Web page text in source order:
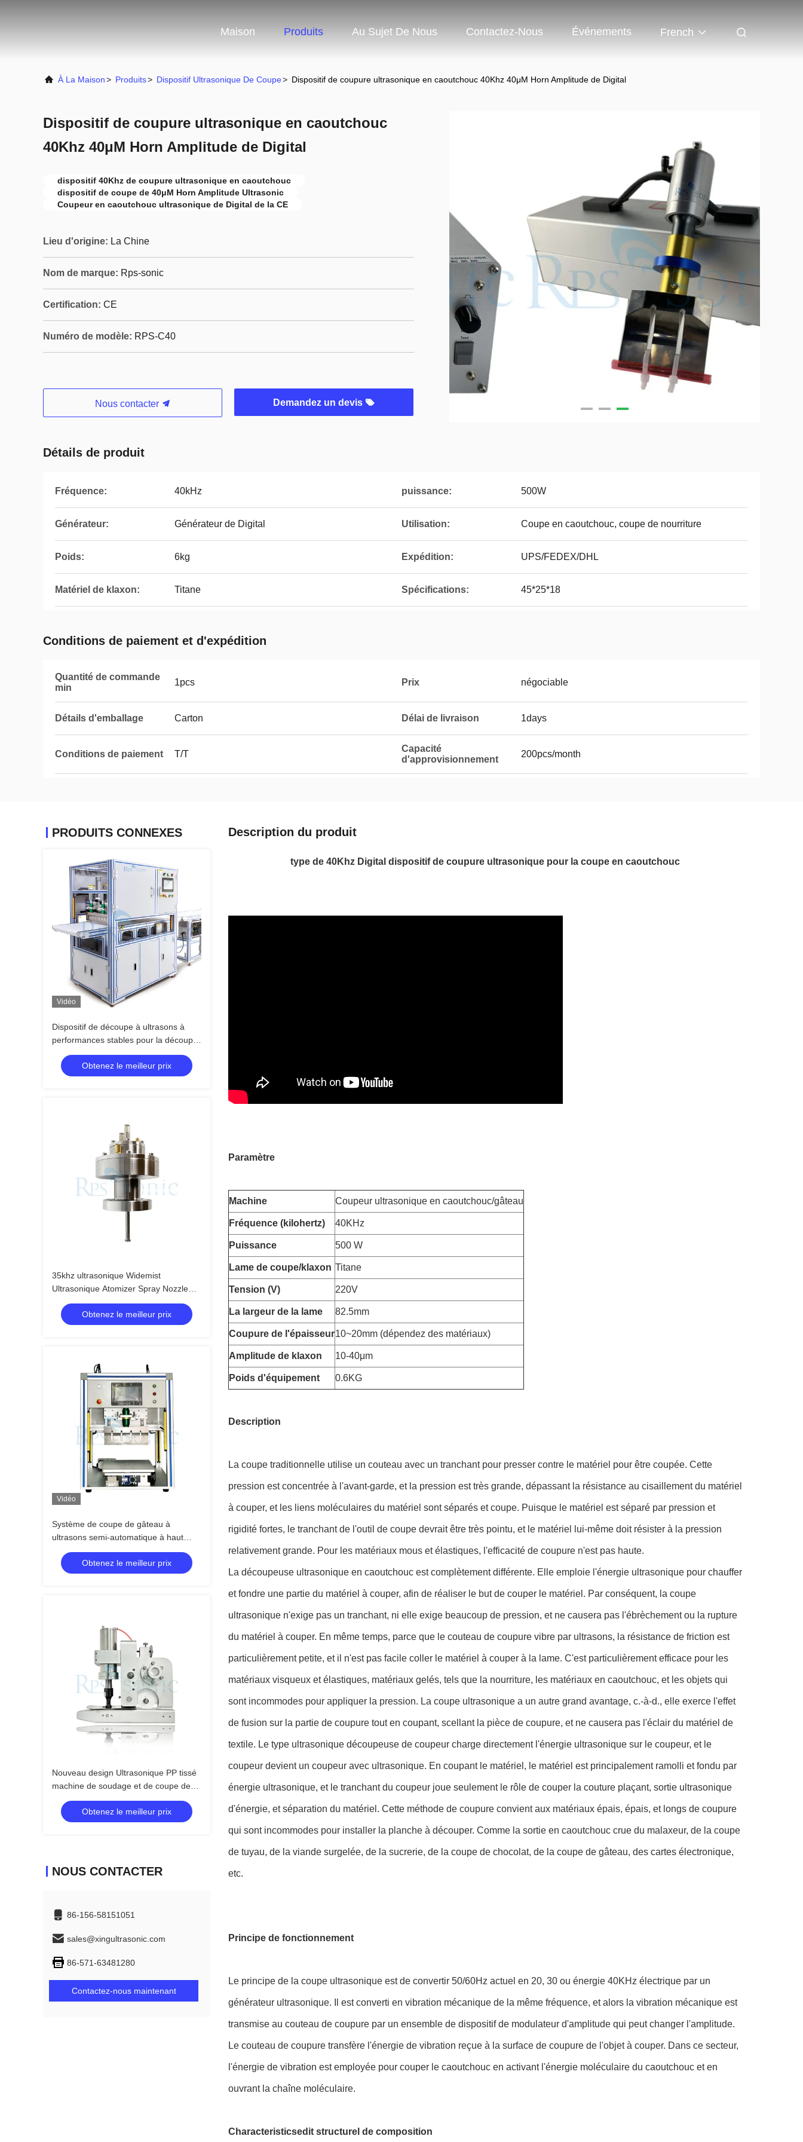
Maison Produits Au Sujet De Nous Contactez-Nous Événements French
À La Maison> Produits> Dispositif Ultrasonique De Coupe> Dispositif de coupure ultrasonique en caoutchouc 40Khz 40μM Horn Amplitude de Digital
Dispositif de coupure ultrasonique en caoutchouc
40Khz 40μM Horn Amplitude de Digital
dispositif 40Khz de coupure ultrasonique en caoutchouc
dispositif de coupe de 40μM Horn Amplitude Ultrasonic
Coupeur en caoutchouc ultrasonique de Digital de la CE
Lieu d'origine: La Chine
Nom de marque: Rps-sonic
Certification: CE
Numéro de modèle: RPS-C40
Nous contacter Demandez un devis
Détails de produit
Fréquence: 40kHz puissance: 500W
Générateur: Générateur de Digital Utilisation: Coupe en caoutchouc, coupe de nourriture
Poids: 6kg Expédition: UPS/FEDEX/DHL
Matériel de klaxon: Titane Spécifications: 45*25*18
Conditions de paiement et d'expédition
Quantité de commande
min
1pcs Prix négociable
Détails d'emballage Carton Délai de livraison 1days
Conditions de paiement T/T
Capacité
d'approvisionnement
200pcs/month
PRODUITS CONNEXES
Vidéo
Dispositif de découpe à ultrasons à
performances stables pour la découpe
de gâteaux, doté d'une lame large et
d'une utilisation facile pour la
boulangerie et la restauration
Obtenez le meilleur prix
35khz ultrasonique Widemist
Ultrasonique Atomizer Spray Nozzle
pour la fabrication de piles à
combustibleObtenez le meilleur prix
Vidéo
Système de coupe de gâteau à
ultrasons semi-automatique à haut
rendement couteau à ultrasons pour
machine à pâtisserie
Obtenez le meilleur prix
Nouveau design Ultrasonique PP tissé
machine de soudage et de coupe de
sac jumbo avec une corne de 20 mm
Obtenez le meilleur prix
NOUS CONTACTER
86-156-58151051
sales@xingultrasonic.com
86-571-63481280
Contactez-nous maintenant
Description du produit
type de 40Khz Digital dispositif de coupure ultrasonique pour la coupe en caoutchouc
Paramètre
Machine Coupeur ultrasonique en caoutchouc/gâteau
Fréquence (kilohertz) 40KHz
Puissance 500 W
Lame de coupe/klaxon Titane
Tension (V) 220V
La largeur de la lame 82.5mm
Coupure de l'épaisseur10~20mm (dépendez des matériaux)
Amplitude de klaxon 10-40μm
Poids d'équipement 0.6KG
Description
La coupe traditionnelle utilise un couteau avec un tranchant pour presser contre le matériel pour être coupée. Cette
pression est concentrée à l'avant-garde, et la pression est très grande, dépassant la résistance au cisaillement du matériel
à couper, et les liens moléculaires du matériel sont séparés et coupe. Puisque le matériel est séparé par pression et
rigidité fortes, le tranchant de l'outil de coupe devrait être très pointu, et le matériel lui-même doit résister à la pression
relativement grande. Pour les matériaux mous et élastiques, l'efficacité de coupure n'est pas haute.
La découpeuse ultrasonique en caoutchouc est complètement différente. Elle emploie l'énergie ultrasonique pour chauffer
et fondre une partie du matériel à couper, afin de réaliser le but de couper le matériel. Par conséquent, la coupe
ultrasonique n'exige pas un tranchant, ni elle exige beaucoup de pression, et ne causera pas l'ébrèchement ou la rupture
du matériel à couper. En même temps, parce que le couteau de coupure vibre par ultrasons, la résistance de friction est
particulièrement petite, et il n'est pas facile coller le matériel à couper à la lame. C'est particulièrement efficace pour les
matériaux visqueux et élastiques, matériaux gelés, tels que la nourriture, les matériaux en caoutchouc, et les objets qui
sont incommodes pour appliquer la pression. La coupe ultrasonique a un autre grand avantage, c.-à-d., elle exerce l'effet
de fusion sur la partie de coupure tout en coupant, scellant la pièce de coupure, et ne causera pas l'éclair du matériel de
textile. Le type ultrasonique découpeuse de coupeur charge directement l'énergie ultrasonique sur le coupeur, et le
coupeur devient un coupeur avec ultrasonique. En coupant le matériel, le matériel est principalement ramolli et fondu par
énergie ultrasonique, et le tranchant du coupeur joue seulement le rôle de couper la couture plaçant, sortie ultrasonique
d'énergie, et séparation du matériel. Cette méthode de coupure convient aux matériaux épais, épais, et longs de coupure
qui sont incommodes pour installer la planche à découper. Comme la sortie en caoutchouc crue du malaxeur, de la coupe
de tuyau, de la viande surgelée, de la sucrerie, de la coupe de chocolat, de la coupe de gâteau, des cartes électronique,
etc.
Principe de fonctionnement
Le principe de la coupe ultrasonique est de convertir 50/60Hz actuel en 20, 30 ou énergie 40KHz électrique par un
générateur ultrasonique. Il est converti en vibration mécanique de la même fréquence, et alors la vibration mécanique est
transmise au couteau de coupure par un ensemble de dispositif de modulateur d'amplitude qui peut changer l'amplitude.
Le couteau de coupure transfère l'énergie de vibration reçue à la surface de coupure de l'objet à couper. Dans ce secteur,
l'énergie de vibration est employée pour couper le caoutchouc en activant l'énergie moléculaire du caoutchouc et en
ouvrant la chaîne moléculaire.
Characteristicsedit structurel de composition